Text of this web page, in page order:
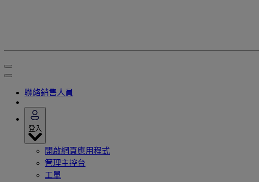
聯絡銷售人員
登入
開啟網頁應用程式
管理主控台
工單